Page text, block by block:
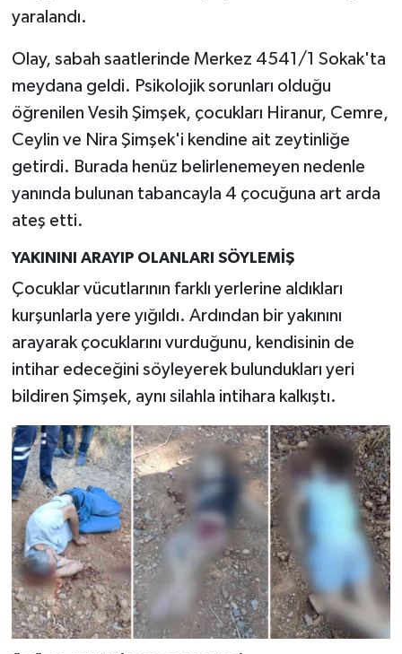
yaralandı.
Olay, sabah saatlerinde Merkez 4541/1 Sokak'ta
meydana geldi. Psikolojik sorunları olduğu
öğrenilen Vesih Şimşek, çocukları Hiranur, Cemre,
Ceylin ve Nira Şimşek'i kendine ait zeytinliğe
getirdi. Burada henüz belirlenemeyen nedenle
yanında bulunan tabancayla 4 çocuğuna art arda
ateş etti.
YAKININI ARAYIP OLANLARI SÖYLEMİŞ
Çocuklar vücutlarının farklı yerlerine aldıkları
kurşunlarla yere yığıldı. Ardından bir yakınını
arayarak çocuklarını vurduğunu, kendisinin de
intihar edeceğini söyleyerek bulundukları yeri
bildiren Şimşek, aynı silahla intihara kalkıştı.